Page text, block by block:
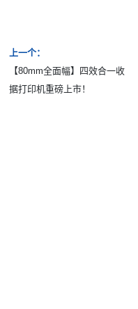
上一个：
【80mm全面幅】四效合一收
据打印机重磅上市！